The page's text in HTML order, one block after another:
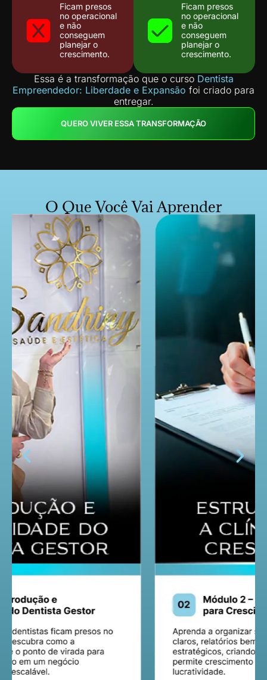
Ficam presos
no operacional
e não
conseguem
planejar o
crescimento.
Ficam presos
no operacional
e não
conseguem
planejar o
crescimento.
Essa é a transformação que o curso Dentista
Empreendedor: Liberdade e Expansão foi criado para
entregar.
QUERO VIVER ESSA TRANSFORMAÇÃO
O Que Você Vai Aprender